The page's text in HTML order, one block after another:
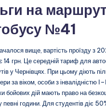
на
№41
вище, вартість проїзду з
14 грн. Це середній тариф для
у Чернівцях. При цьому діють
за віком, особи з інвалідністю
бойових дій мають право на
певні години. Для студентів діє